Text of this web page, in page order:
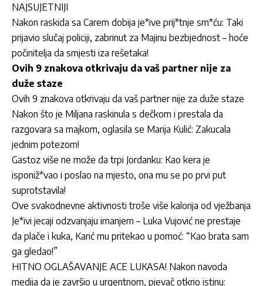
NAJSUJETNIJI
Nakon raskida sa Carem dobija je*ive prij*tnje sm*ću: Taki
prijavio slučaj policiji, zabrinut za Majinu bezbjednost – hoće
počinitelja da smjesti iza rešetaka!
Ovih 9 znakova otkrivaju da vaš partner nije za
duže staze
Ovih 9 znakova otkrivaju da vaš partner nije za duže staze
Nakon što je Miljana raskinula s dečkom i prestala da
razgovara sa majkom, oglasila se Marija Kulić: Zakucala
jednim potezom!
Gastoz više ne može da trpi Jordanku: Kao kera je
isponiž*vao i poslao na mjesto, ona mu se po prvi put
suprotstavila!
Ove svakodnevne aktivnosti troše više kalorija od vježbanja
Je*ivi jecaji odzvanjaju imanjem – Luka Vujović ne prestaje
da plače i kuka, Karić mu pritekao u pomoć: “Kao brata sam
ga gledao!”
HITNO OGLAŠAVANJE ACE LUKASA! Nakon navoda
medija da je završio u urgentnom, pjevač otkrio istinu: